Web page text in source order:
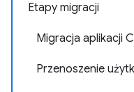
Etapy migracji
Migracja aplikacji
Przenoszenie